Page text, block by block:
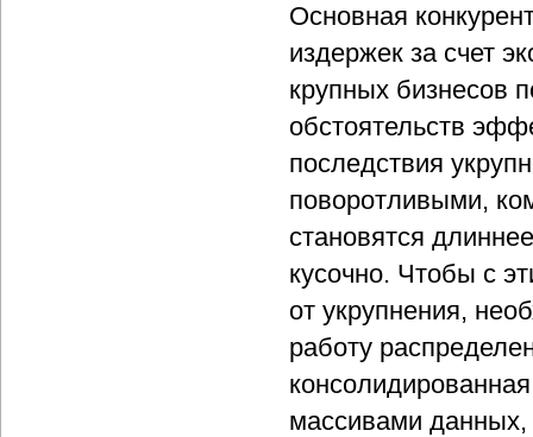
Основная
издержек за счет
крупных бизнесов
обстоятельств
последствия
поворотливыми,
становятся
кусочно. Чтобы с
от укрупнения,
работу
массивами